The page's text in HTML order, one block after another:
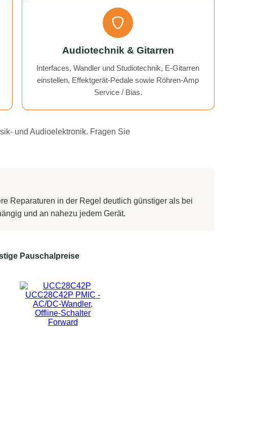
Audiotechnik & Gitarren
Interfaces, Wandler und Studiotechnik, E-Gitarren
einstellen, Effektgerät-Pedale sowie Röhren-Amp
Service / Bias.
und Audioelektronik. Fragen Sie
Reparaturen in der Regel deutlich günstiger als bei
und an nahezu jedem Gerät.
Pauschalpreise